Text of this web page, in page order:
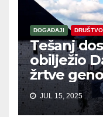
DOGAĐAJI DRUŠTVO
Tešanj
obilježio
žrtve
JUL 15, 2025